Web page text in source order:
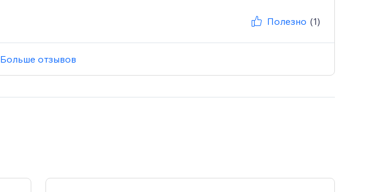
Полезно (1)
Больше отзывов